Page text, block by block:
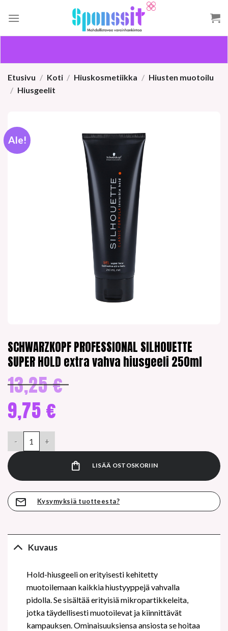
Etusivu / Koti / Hiuskosmetiikka / Hiusten muotoilu
/ Hiusgeelit
Ale!
SCHWARZKOPF PROFESSIONAL SILHOUETTE
SUPER HOLD extra vahva hiusgeeli 250ml
13,25€ hinta
9,75 €
hinta
on:
9,75 €.
LISÄÄ OSTOSKORIIN
Kysymyksiä tuotteesta?
Kuvaus
Hold-hiusgeeli on erityisesti kehitetty
muotoilemaan kaikkia hiustyyppejä vahvalla
pidolla. Se sisältää erityisiä mikropartikkeleita,
jotka täydellisesti muotoilevat ja kiinnittävät
kampauksen. Ominaisuuksiensa ansiosta se hoitaa